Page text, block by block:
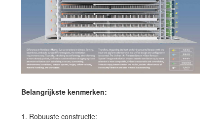
Belangrijkste kenmerken:
1. Robuuste constructie: